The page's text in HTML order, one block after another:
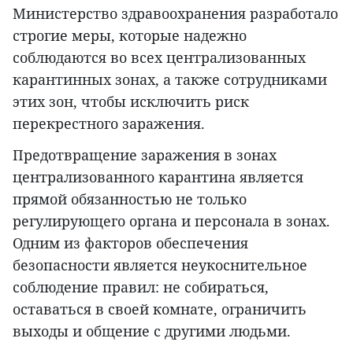
Министерство здравоохранения разработало
строгие меры, которые надежно
соблюдаются во всех централизованных
карантинных зонах, а также сотрудниками
этих зон, чтобы исключить риск
перекрестного заражения.
Предотвращение заражения в зонах
централизованного карантина является
прямой обязанностью не только
регулирующего органа и персонала в зонах.
Одним из факторов обеспечения
безопасности является неукоснительное
соблюдение правил: не собираться,
оставаться в своей комнате, ограничить
выходы и общение с другими людьми.